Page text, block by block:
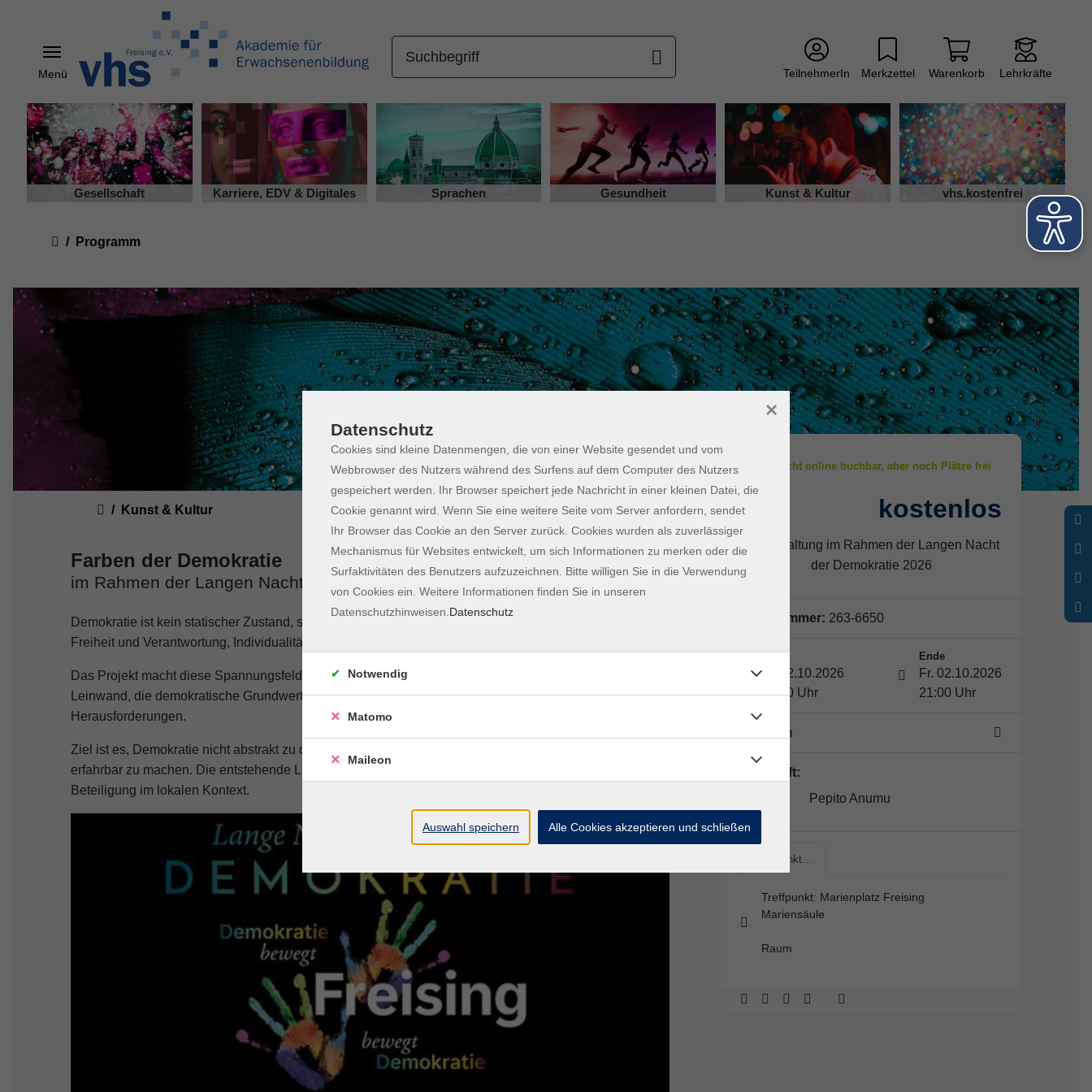
Menü TeilnehmerIn Merkzettel Warenkorb Lehrkräfte
Gesellschaft Karriere, EDV & Digitales Sprachen Gesundheit Kunst & Kultur vhs.kostenfrei
Programm
Kunst & Kultur
Farben der Demokratie
im Rahmen der Langen Nacht der Demokratie 2026
Demokratie ist kein statischer Zustand, sondern ein permanenter Aushandlungsprozess zwischen
Freiheit und Verantwortung, Individualität und Gemeinwohl, Mehrheit und Minderheit.
Das Projekt macht diese Spannungsfelder künstlerisch sichtbar. BürgerInnen gestalten gemeinsam eine
Leinwand, die demokratische Grundwerte ebenso abbildet wie Konflikte und gesellschaftliche
Herausforderungen.
Ziel ist es, Demokratie nicht abstrakt zu diskutieren, sondern als lebendigen, gestaltbaren Prozess
erfahrbar zu machen. Die entstehende Leinwand fungiert als dauerhaftes Symbol demokratischer
Beteiligung im lokalen Kontext.
Gebühr kostenlos
Veranstaltung im Rahmen der Langen Nacht
der Demokratie 2026
Kursnummer: 263-6650
Start
Fr. 02.10.2026
18:00 Uhr
Ende
Fr. 02.10.2026
21:00 Uhr
1 Termin
Lehrkraft:
Pepito Anumu
Treffpunkt…
Treffpunkt: Marienplatz Freising
Mariensäule
Raum
Datenschutz
Cookies sind kleine Datenmengen, die von einer Website gesendet und vom
Webbrowser des Nutzers während des Surfens auf dem Computer des Nutzers
gespeichert werden. Ihr Browser speichert jede Nachricht in einer kleinen Datei, die
Cookie genannt wird. Wenn Sie eine weitere Seite vom Server anfordern, sendet
Ihr Browser das Cookie an den Server zurück. Cookies wurden als zuverlässiger
Mechanismus für Websites entwickelt, um sich Informationen zu merken oder die
Surfaktivitäten des Benutzers aufzuzeichnen. Bitte willigen Sie in die Verwendung
von Cookies ein. Weitere Informationen finden Sie in unseren
Datenschutzhinweisen. Datenschutz
×
Notwendig
Matomo
Maileon
Auswahl speichern Alle Cookies akzeptieren und schließen